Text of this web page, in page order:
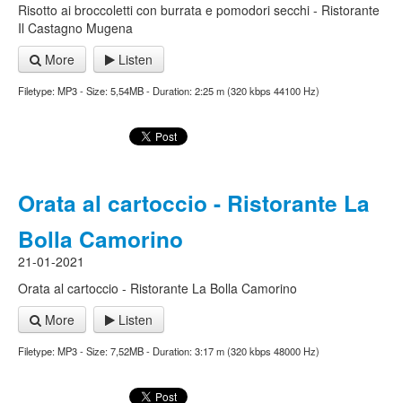
Risotto ai broccoletti con burrata e pomodori secchi - Ristorante
Il Castagno Mugena
More
Listen
Filetype: MP3 - Size: 5,54MB - Duration: 2:25 m (320 kbps 44100 Hz)
Orata al cartoccio - Ristorante La
Bolla Camorino
21-01-2021
Orata al cartoccio - Ristorante La Bolla Camorino
More
Listen
Filetype: MP3 - Size: 7,52MB - Duration: 3:17 m (320 kbps 48000 Hz)